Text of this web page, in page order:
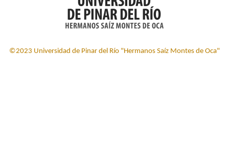
©2023 Universidad de Pinar del Río "Hermanos Saíz Montes de Oca"